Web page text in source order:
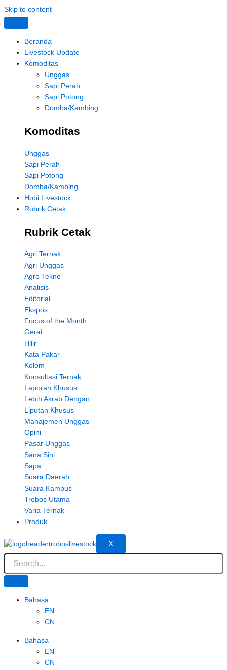
Skip to content
Beranda
Livestock Update
Komoditas
Unggas
Sapi Perah
Sapi Potong
Domba/Kambing
Komoditas
Unggas
Sapi Perah
Sapi Potong
Domba/Kambing
Hobi Livestock
Rubrik Cetak
Rubrik Cetak
Agri Ternak
Agri Unggas
Agro Tekno
Analisis
Editorial
Ekspos
Focus of the Month
Gerai
Hilir
Kata Pakar
Kolom
Konsultasi Ternak
Laporan Khusus
Lebih Akrab Dengan
Liputan Khusus
Manajemen Unggas
Opini
Pasar Unggas
Sana Sini
Sapa
Suara Daerah
Suara Kampus
Trobos Utama
Varia Ternak
Produk
X
Bahasa
EN
CN
Bahasa
EN
CN